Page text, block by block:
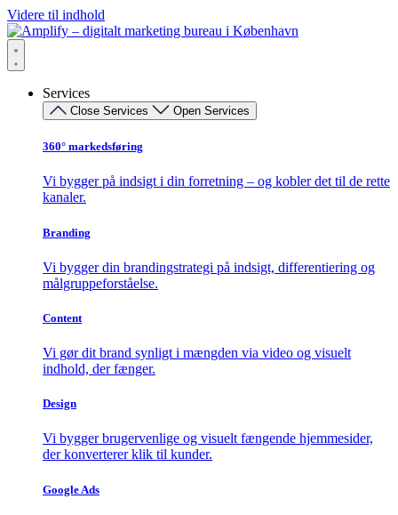
Videre til indhold
Services
Close Services Open Services
360° markedsføring​
Vi bygger på indsigt i din forretning – og kobler det til de rette
kanaler.
Branding
Vi bygger din brandingstrategi på indsigt, differentiering og
målgruppeforståelse.
Content
Vi gør dit brand synligt i mængden via video og visuelt
indhold, der fænger.
Design
Vi bygger brugervenlige og visuelt fængende hjemmesider,
der konverterer klik til kunder.
Google Ads